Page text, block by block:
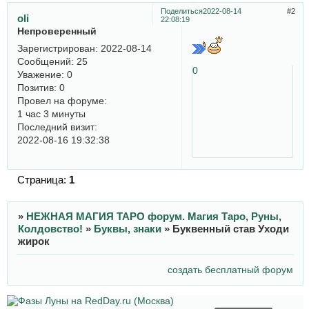
Поделиться 2
2022-08-14
22:08:19
oli
Непроверенный
Зарегистрирован: 2022-08-14
Сообщений: 25
Уважение: 0
Позитив: 0
Провел на форуме:
1 час 3 минуты
Последний визит:
2022-08-16 19:32:38
0
Страница: 1
» НЕЖНАЯ МАГИЯ ТАРО форум. Магия Таро, Руны,
Колдовство! » Буквы, знаки » Буквенный став Уходи
жирок
создать бесплатный форум